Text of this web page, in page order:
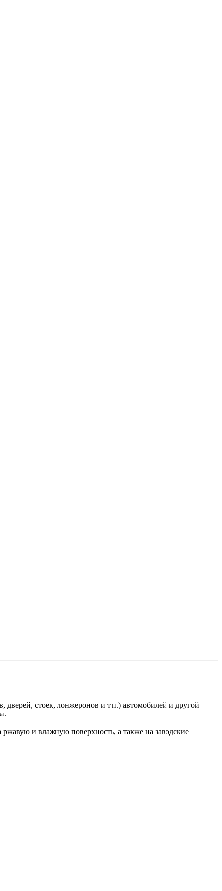
дверей, стоек, лонжеронов и т.п.) автомобилей и другой
ржавую и влажную поверхность, а также на заводские